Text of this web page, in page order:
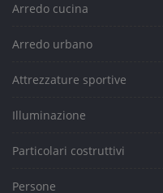
Arredo cucina
Arredo urbano
Attrezzature sportive
Illuminazione
Particolari costruttivi
Persone